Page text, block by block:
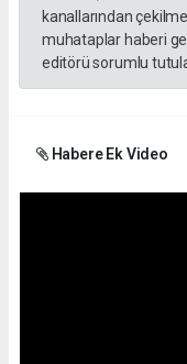
kanallarından
muhataplar haberi
editörü sorumlu
Habere Ek Video